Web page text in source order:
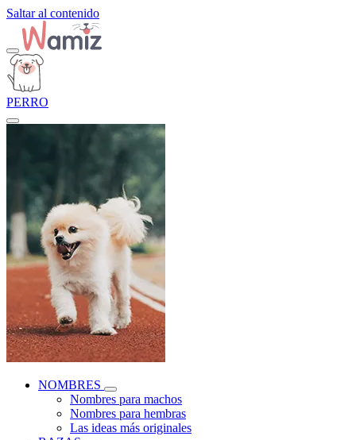
Saltar al contenido
PERRO
NOMBRES
Nombres para machos
Nombres para hembras
Las ideas más originales